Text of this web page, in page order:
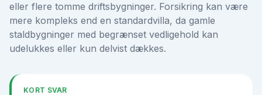
eller flere tomme driftsbygninger. Forsikring kan være
mere kompleks end en standardvilla, da gamle
staldbygninger med begrænset vedligehold kan
udelukkes eller kun delvist dækkes.
KORT SVAR